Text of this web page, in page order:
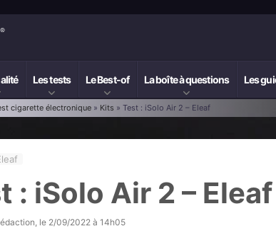
Les tests Le Best-of La boîte à questions Les
cigarette électronique » Kits » Test : iSolo Air 2 – Eleaf
: iSolo Air 2 – Eleaf
, le 2/09/2022 à 14h05